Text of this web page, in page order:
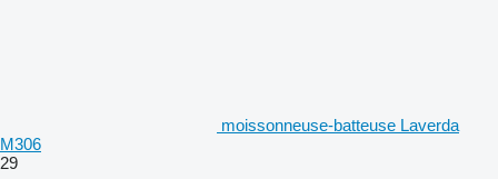
moissonneuse-batteuse Laverda
M306
29